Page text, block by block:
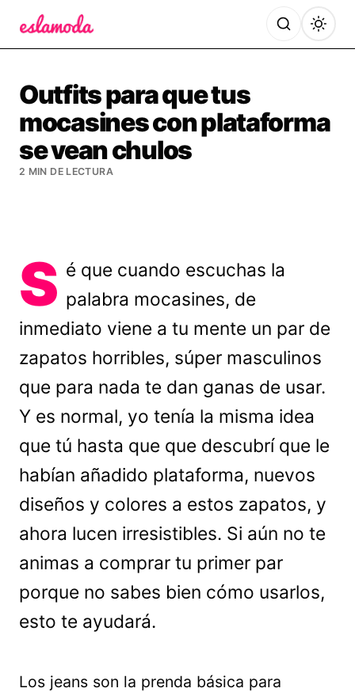
Outfits para que tus
mocasines con plataforma
se vean chulos
2 MIN DE LECTURA
S é que cuando escuchas la
palabra mocasines, de
inmediato viene a tu mente un par de
zapatos horribles, súper masculinos
que para nada te dan ganas de usar.
Y es normal, yo tenía la misma idea
que tú hasta que que descubrí que le
habían añadido plataforma, nuevos
diseños y colores a estos zapatos, y
ahora lucen irresistibles. Si aún no te
animas a comprar tu primer par
porque no sabes bien cómo usarlos,
esto te ayudará.
Los jeans son la prenda básica para